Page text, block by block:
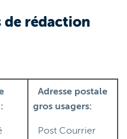
de rédaction
Adresse postale
gros usagers:
Post Courrier